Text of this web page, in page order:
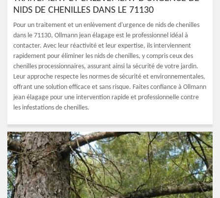
NIDS DE CHENILLES DANS LE 71130
Pour un traitement et un enlèvement d'urgence de nids de chenilles
dans le 71130, Ollmann jean élagage est le professionnel idéal à
contacter. Avec leur réactivité et leur expertise, ils interviennent
rapidement pour éliminer les nids de chenilles, y compris ceux des
chenilles processionnaires, assurant ainsi la sécurité de votre jardin.
Leur approche respecte les normes de sécurité et environnementales,
offrant une solution efficace et sans risque. Faites confiance à Ollmann
jean élagage pour une intervention rapide et professionnelle contre
les infestations de chenilles.